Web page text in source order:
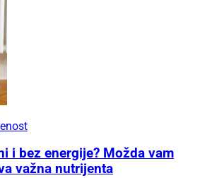
i bez energije? Možda vam
važna nutrijenta